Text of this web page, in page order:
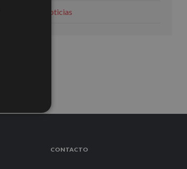
Noticias
CONTACTO